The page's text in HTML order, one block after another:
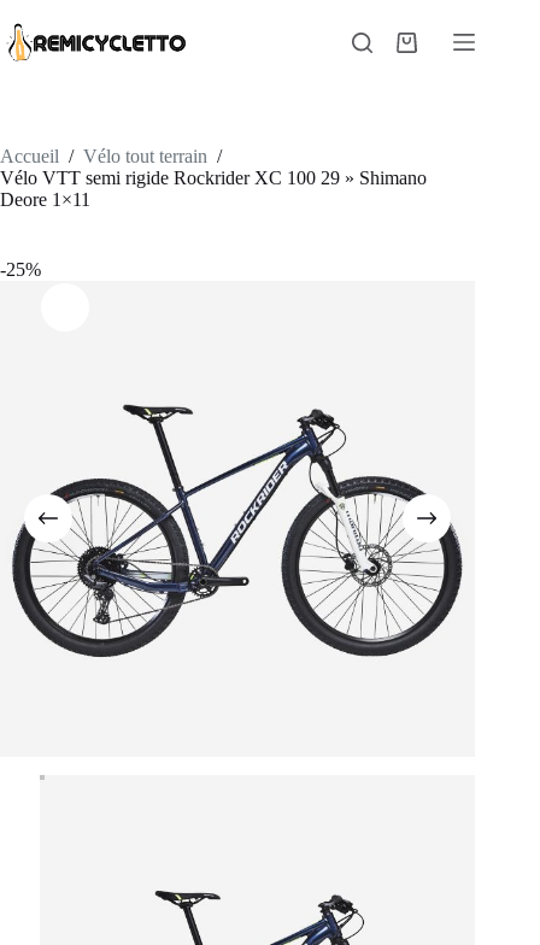
au
contenu
Panier
Accueil / Vélo tout terrain /
Vélo VTT semi rigide Rockrider XC 100 29 » Shimano
Deore 1×11
-25%